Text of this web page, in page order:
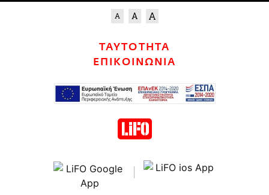
ΤΑΥΤΟΤΗΤΑ
ΕΠΙΚΟΙΝΩΝΙΑ